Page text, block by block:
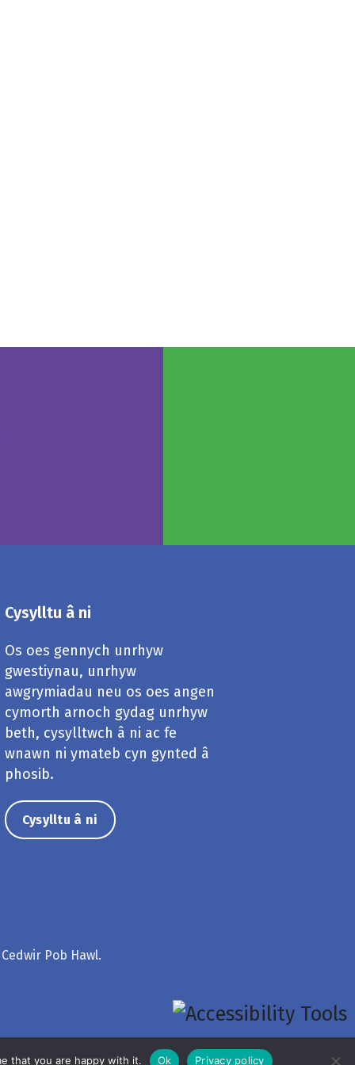
Cysylltu â ni
Os oes gennych unrhyw
gwestiynau, unrhyw
awgrymiadau neu os oes angen
cymorth arnoch gydag unrhyw
beth, cysylltwch â ni ac fe
wnawn ni ymateb cyn gynted â
phosib.
Cysylltu â ni
Pob Hawl.
that you are happy with it. Ok Privacy policy